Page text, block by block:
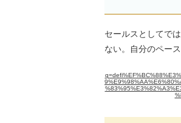
セールスとしてで
ない。自分のペー